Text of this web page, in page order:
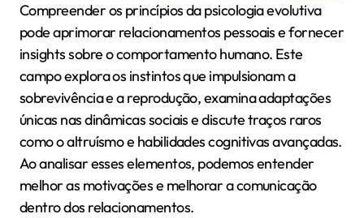
Compreender os princípios da psicologia evolutiva
pode aprimorar relacionamentos pessoais e fornecer
insights sobre o comportamento humano. Este
campo explora os instintos que impulsionam a
sobrevivência e a reprodução, examina adaptações
únicas nas dinâmicas sociais e discute traços raros
como o altruísmo e habilidades cognitivas avançadas.
Ao analisar esses elementos, podemos entender
melhor as motivações e melhorar a comunicação
dentro dos relacionamentos.